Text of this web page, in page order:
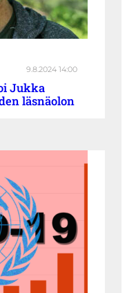
9.8.2024 14:00
Jukka
läsnäolon